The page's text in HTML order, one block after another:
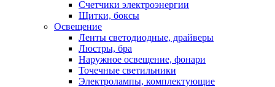
Счетчики электроэнергии
Щитки, боксы
Освещение
Ленты светодиодные, драйверы
Люстры, бра
Наружное освещение, фонари
Точечные светильники
Электролампы, комплектующие